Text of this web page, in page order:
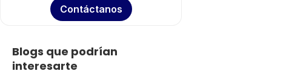
Contáctanos
Blogs que podrían
interesarte